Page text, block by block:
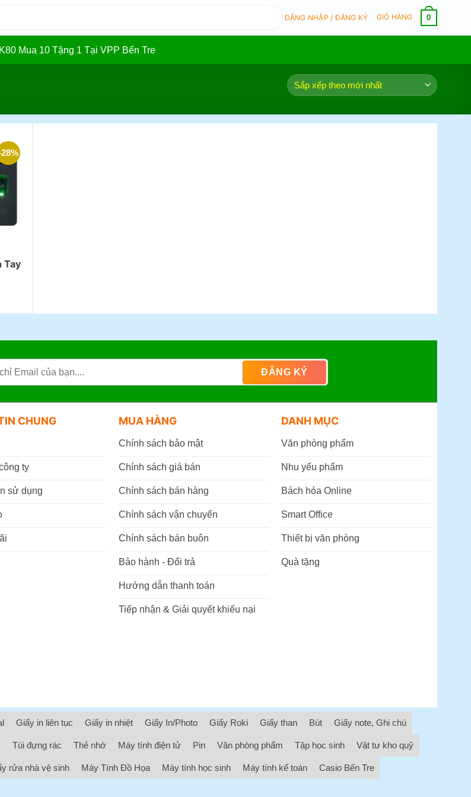
ĐĂNG NHẬP / ĐĂNG KÝ GIỎ HÀNG 0
Mua 10 Tặng 1 Tại VPP Bến Tre
Tay
CHUNG
ty
sử dụng
MUA HÀNG
Chính sách bảo mật
Chính sách giá bán
Chính sách bán hàng
Chính sách vận chuyển
Chính sách bán buôn
Bảo hành - Đổi trả
Hướng dẫn thanh toán
Tiếp nhận & Giải quyết khiếu nại
DANH MỤC
Văn phòng phẩm
Nhu yếu phẩm
Bách hóa Online
Smart Office
Thiết bị văn phòng
Quà tặng
Giấy in liên tục Giấy in nhiệt Giấy In/Photo Giấy Roki Giấy than Bút Giấy note, Ghi chú
Túi đựng rác Thẻ nhớ Máy tính điện tử Pin Văn phòng phẩm Tập học sinh Vật tư kho quỹ
rửa nhà vệ sinh Máy Tính Đồ Họa Máy tính học sinh Máy tính kế toán Casio Bến Tre